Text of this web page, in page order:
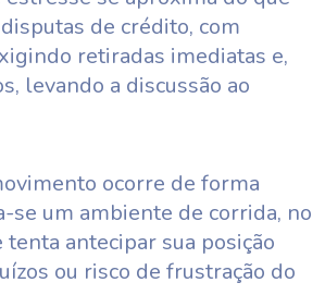
de crédito, com
retiradas imediatas e,
levando a discussão ao
ocorre de forma
se um ambiente de corrida, no
antecipar sua posição
ou risco de frustração do